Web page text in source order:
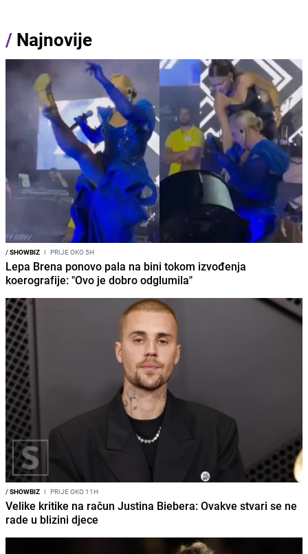
/ Najnovije
/SHOWBIZ I PRIJE OKO 5H
Lepa Brena ponovo pala na bini tokom izvođenja
koerografije: "Ovo je dobro odglumila"
/SHOWBIZ I PRIJE OKO 11H
Velike kritike na račun Justina Biebera: Ovakve stvari se ne
rade u blizini djece